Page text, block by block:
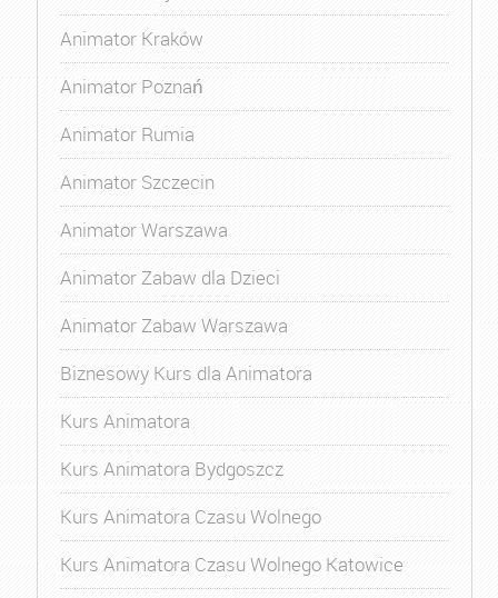
Animator Kraków
Animator Poznań
Animator Rumia
Animator Szczecin
Animator Warszawa
Animator Zabaw dla Dzieci
Animator Zabaw Warszawa
Biznesowy Kurs dla Animatora
Kurs Animatora
Kurs Animatora Bydgoszcz
Kurs Animatora Czasu Wolnego
Kurs Animatora Czasu Wolnego Katowice